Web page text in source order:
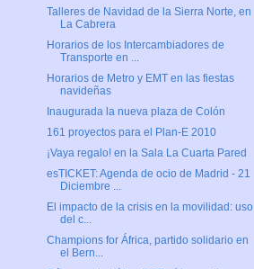
Talleres de Navidad de la Sierra Norte, en
La Cabrera
Horarios de los Intercambiadores de
Transporte en ...
Horarios de Metro y EMT en las fiestas
navideñas
Inaugurada la nueva plaza de Colón
161 proyectos para el Plan-E 2010
¡Vaya regalo! en la Sala La Cuarta Pared
esTICKET: Agenda de ocio de Madrid - 21
Diciembre ...
El impacto de la crisis en la movilidad: uso
del c...
Champions for África, partido solidario en
el Bern...